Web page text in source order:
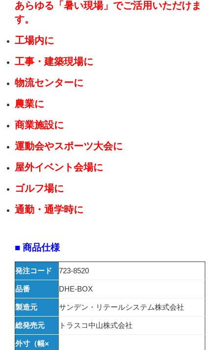
あらゆる「暑い現場」でご活用いただけま
す。
工場内に
工事・建築現場に
物流センターに
農業に
商業施設に
運動会やスポーツ大会に
屋外イベント会場に
ゴルフ場に
通勤・通学時に
■ 商品仕様
発注コード 723-8520
品番 DHE-BOX
製造元 サンデン・リテールシステム株式会社
総発売元 トラスコ中山株式会社
外寸（幅×